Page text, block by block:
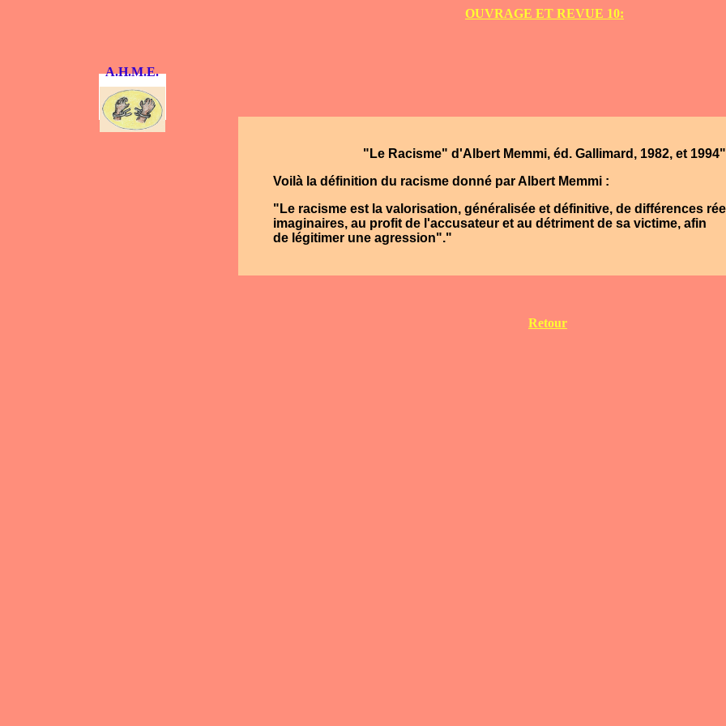
OUVRAGE ET REVUE 10:
A.H.M.E.
"Le Racisme" d'Albert Memmi, éd. Gallimard, 1982, et 1994"
Voilà la définition du racisme donné par Albert Memmi :
"Le racisme est la valorisation, généralisée et définitive, de différences
imaginaires, au profit de l'accusateur et au détriment de sa victime, afin
de légitimer une agression"."
Retour